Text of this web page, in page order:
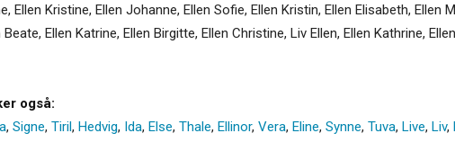
Ellen Kristine, Ellen Johanne, Ellen Sofie, Ellen Kristin, Ellen Elisabeth, Ellen
Ellen Katrine, Ellen Birgitte, Ellen Christine, Liv Ellen, Ellen Kathrine,
også:
, Signe, Tiril, Hedvig, Ida, Else, Thale, Ellinor, Vera, Eline, Synne, Tuva, Live, Liv,